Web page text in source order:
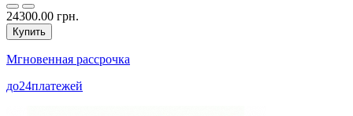
24300.00 грн.
Купить
Мгновенная рассрочка
до24платежей